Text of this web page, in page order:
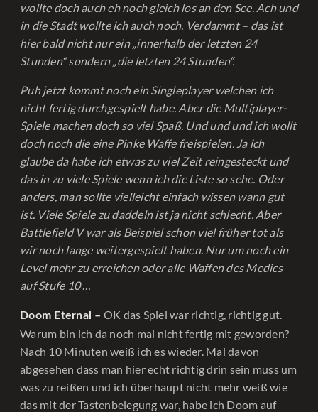
wollte doch auch eh noch gleich los an den See. Ach und
in die Stadt wollte ich auch noch. Verdammt – das ist
hier bald nicht nur ein „innerhalb der letzten 24
Stunden“ sondern „die letzten 24 Stunden“.
Puh jetzt kommt noch ein Singleplayer welchen ich
nicht fertig durchgespielt habe. Aber die Multiplayer-
Spiele machen doch so viel Spaß. Und und und ich wollt
doch noch die eine Pinke Waffe freispielen. Ja ich
glaube da habe ich etwas zu viel Zeit reingesteckt und
das in zu viele Spiele wenn ich die Liste so sehe. Oder
anders, man sollte vielleicht einfach wissen wann gut
ist. Viele Spiele zu daddeln ist ja nicht schlecht. Aber
Battlefield V war als Beispiel schon viel früher tot als
wir noch lange weitergespielt haben. Nur um noch ein
Level mehr zu erreichen oder alle Waffen des Medics
auf Stufe 10…
Doom Eternal – OK das Spiel war richtig, richtig gut.
Warum bin ich da noch mal nicht fertig mit geworden?
Nach 10 Minuten weiß ich es wieder. Mal davon
abgesehen dass man hier echt richtig drin sein muss um
was zu reißen und ich überhaupt nicht mehr weiß wie
das mit der Tastenbelegung war, habe ich Doom auf